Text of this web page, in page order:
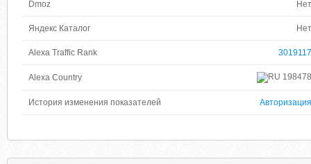
Dmoz Нет
Яндекс Каталог Нет
Alexa Traffic Rank 3019117
Alexa Country 198478
История изменения показателей Авторизация